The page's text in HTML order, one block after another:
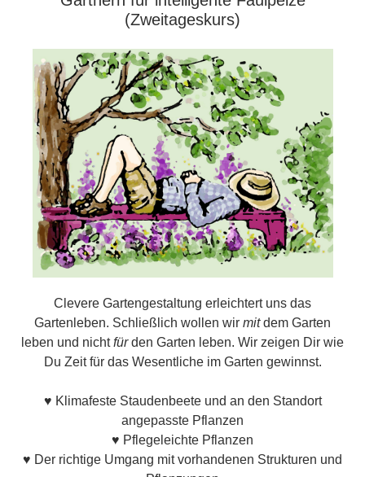
(Zweitageskurs)
Clevere Gartengestaltung erleichtert uns das
Gartenleben. Schließlich wollen wir mitdem Garten
leben und nichtfürden Garten leben. Wir zeigen Dir wie
Du Zeit für das Wesentliche im Garten gewinnst.
♥ Klimafeste Staudenbeete und an den Standort
angepasste Pflanzen
♥ Pflegeleichte Pflanzen
♥ Der richtige Umgang mit vorhandenen Strukturen und